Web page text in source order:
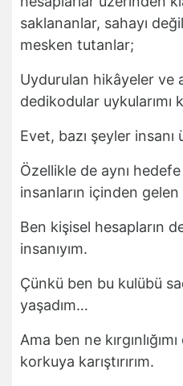
saklananlar, sahayı
mesken tutanlar;
Uydurulan hikâyeler ve
dedikodular uykularımı
Evet, bazı şeyler insanı
Özellikle de aynı
insanların içinden gelen
Ben kişisel hesapların
insanıyım.
Çünkü ben bu kulübü
yaşadım…
Ama ben ne
korkuya karıştırırım.